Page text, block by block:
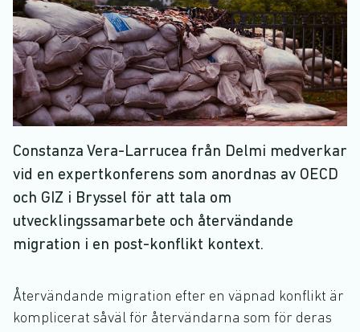
Constanza Vera-Larrucea från Delmi medverkar
vid en expertkonferens som anordnas av OECD
och GIZ i Bryssel för att tala om
utvecklingssamarbete och återvändande
migration i en post-konflikt kontext.
Återvändande migration efter en väpnad konflikt är
komplicerat såväl för återvändarna som för deras